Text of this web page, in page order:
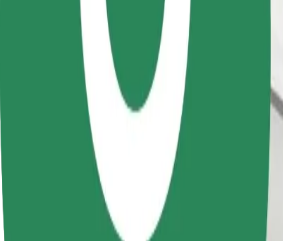
Comodidad y confort a un botón de distancia
Viajes fiables en coches estándar de tamaño medio.
Duración estimada del viaje